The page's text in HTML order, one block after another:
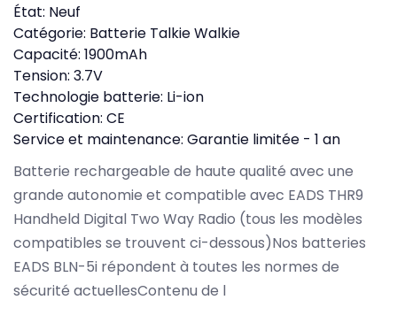
État: Neuf
Catégorie: Batterie Talkie Walkie
Capacité: 1900mAh
Tension: 3.7V
Technologie batterie: Li-ion
Certification: CE
Service et maintenance: Garantie limitée - 1 an
Batterie rechargeable de haute qualité avec une
grande autonomie et compatible avec EADS THR9
Handheld Digital Two Way Radio (tous les modèles
compatibles se trouvent ci-dessous)Nos batteries
EADS BLN-5i répondent à toutes les normes de
sécurité actuellesContenu de l